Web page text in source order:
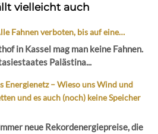
vielleicht auch
Fahnen verboten, bis auf eine…
in Kassel mag man keine Fahnen.
Palästina...
Energienetz – Wieso uns Wind und
und es auch (noch) keine Speicher
neue Rekordenergiepreise, die